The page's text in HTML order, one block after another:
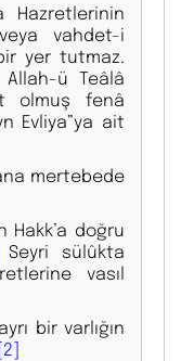
Hazretlerinin
vahdet-i
yer tutmaz.
ü Teâlâ
olmuş fenâ
Evliya”ya ait
mertebede
Hakk’a doğru
Seyri sülûkta
vasıl
bir varlığın